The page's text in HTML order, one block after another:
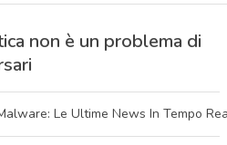
non è un problema di
Le Ultime News In Tempo